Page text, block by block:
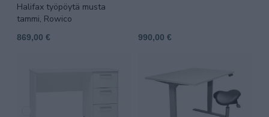
Halifax työpöytä musta
tammi, Rowico
869,00 € 990,00 €